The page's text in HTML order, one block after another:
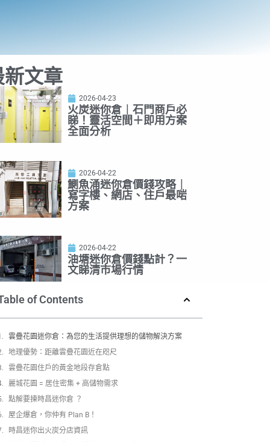
新文章
2026-04-23
火炭迷你倉｜石門商戶必
睇！靈活空間＋即用方案
全面分析
2026-04-22
鰂魚涌迷你倉價錢攻略｜
寫字樓、網店、住戶最啱
方案
2026-04-22
油塘迷你倉價錢點計？一
文睇清市場行情
of Contents
雲疊花園迷你倉：為您的生活提供理想的儲物解決方案
地理優勢：距離雲疊花園近在咫尺
雲疊花園住戶的黃金地段存倉點
麗城花園 = 居住密集 + 高儲物需求
點解要揀時昌迷你倉 ？
屋企爆倉，你仲有 Plan B！
時昌迷你出火炭分店資訊